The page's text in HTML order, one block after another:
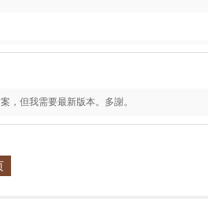
，但我需要最新版本。多謝。